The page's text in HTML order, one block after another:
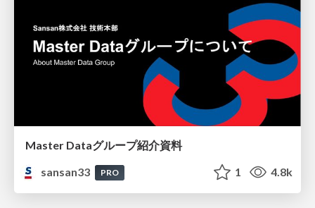
Master Dataグループ紹介資料
sansan33
PRO 1 4.8k